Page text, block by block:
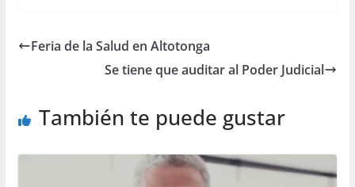
Feria de la Salud en Altotonga
Se tiene que auditar al Poder Judicial
También te puede gustar